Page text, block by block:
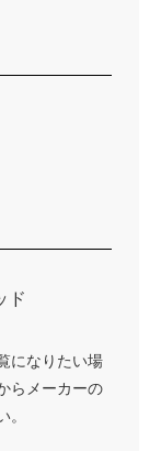
ド
になりたい場
らメーカーの